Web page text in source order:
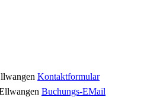
Kontaktformular
Buchungs-EMail